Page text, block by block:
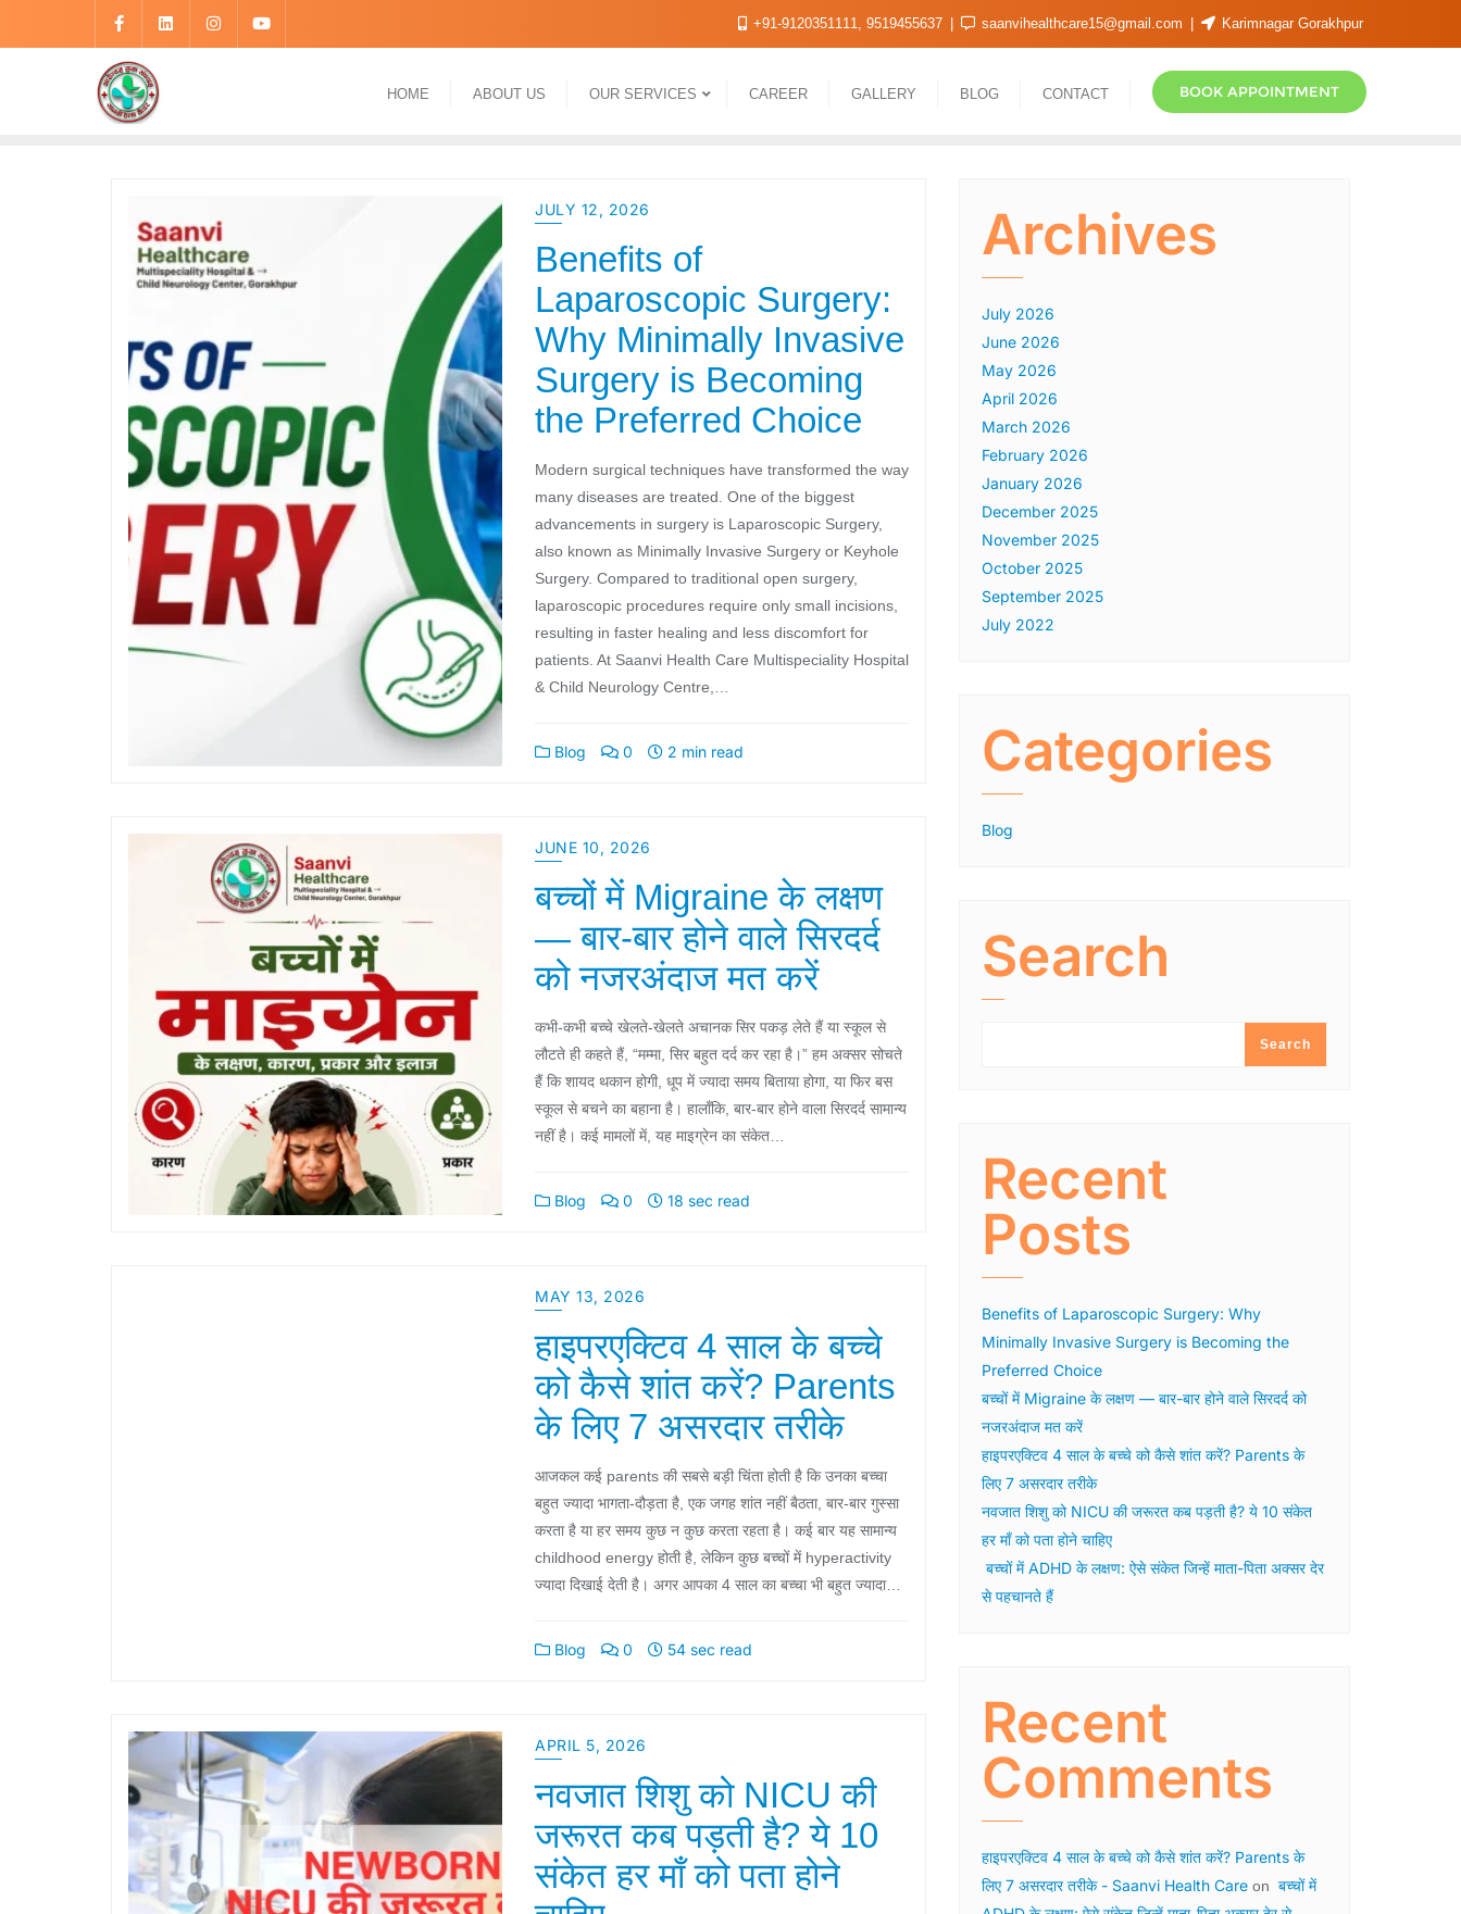
+91-9120351111, 9519455637 saanvihealthcare15@gmail.com Karimnagar Gorakhpur
HOME ABOUT US OUR SERVICES CAREER GALLERY BLOG CONTACT BOOK APPOINTMENT
JULY 12, 2026
Benefits of
Laparoscopic Surgery:
Why Minimally Invasive
Surgery is Becoming
the Preferred Choice
Modern surgical techniques have transformed the way
many diseases are treated. One of the biggest
advancements in surgery is Laparoscopic Surgery,
also known as Minimally Invasive Surgery or Keyhole
Surgery. Compared to traditional open surgery,
laparoscopic procedures require only small incisions,
resulting in faster healing and less discomfort for
patients. At Saanvi Health Care Multispeciality Hospital
& Child Neurology Centre,…
Blog 0 2 min read
JUNE 10, 2026
बच्चों में Migraine के लक्षण
— बार-बार होने वाले सिरदर्द
को नजरअंदाज मत करें
कभी-कभी बच्चे खेलते-खेलते अचानक सिर पकड़ लेते हैं या स्कूल से
लौटते ही कहते हैं, “मम्मा, सिर बहुत दर्द कर रहा है।” हम अक्सर सोचते
हैं कि शायद थकान होगी, धूप में ज्यादा समय बिताया होगा, या फिर बस
स्कूल से बचने का बहाना है। हालाँकि, बार-बार होने वाला सिरदर्द सामान्य
नहीं है। कई मामलों में, यह माइग्रेन का संकेत…
Blog 0 18 sec read
MAY 13, 2026
हाइपरएक्टिव 4 साल के बच्चे
को कैसे शांत करें? Parents
के लिए 7 असरदार तरीके
आजकल कई parents की सबसे बड़ी चिंता होती है कि उनका बच्चा
बहुत ज्यादा भागता-दौड़ता है, एक जगह शांत नहीं बैठता, बार-बार गुस्सा
करता है या हर समय कुछ न कुछ करता रहता है। कई बार यह सामान्य
childhood energy होती है, लेकिन कुछ बच्चों में hyperactivity
ज्यादा दिखाई देती है। अगर आपका 4 साल का बच्चा भी बहुत ज्यादा…
Blog 0 54 sec read
APRIL 5, 2026
नवजात शिशु को NICU की
जरूरत कब पड़ती है? ये 10
संकेत हर माँ को पता होने
Archives
July 2026
June 2026
May 2026
April 2026
March 2026
February 2026
January 2026
December 2025
November 2025
October 2025
September 2025
July 2022
Categories
Blog
Search
Search
Recent
Posts
Benefits of Laparoscopic Surgery: Why
Minimally Invasive Surgery is Becoming the
Preferred Choice
बच्चों में Migraine के लक्षण — बार-बार होने वाले सिरदर्द को
नजरअंदाज मत करें
हाइपरएक्टिव 4 साल के बच्चे को कैसे शांत करें? Parents के
लिए 7 असरदार तरीके
नवजात शिशु को NICU की जरूरत कब पड़ती है? ये 10 संकेत
हर माँ को पता होने चाहिए
बच्चों में ADHD के लक्षण: ऐसे संकेत जिन्हें माता-पिता अक्सर देर
से पहचानते हैं
Recent
Comments
हाइपरएक्टिव 4 साल के बच्चे को कैसे शांत करें? Parents के
लिए 7 असरदार तरीके - Saanvi Health Care on बच्चों में